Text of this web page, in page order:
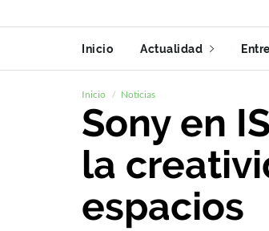
Inicio Actualidad
Inicio Noticias
Sony en
la
espacios